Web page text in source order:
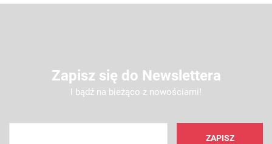
Zapisz się do Newslettera
I bądź na bieżąco z nowościami!